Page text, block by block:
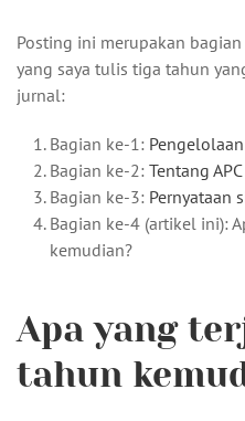
Posting ini merupakan
yang saya tulis tiga tahun
jurnal:
Bagian ke-1:
Bagian ke-2: Tentang APC
Bagian ke-3: Pernyataan
Bagian ke-4 (artikel ini):
kemudian?
Apa yang
tahun